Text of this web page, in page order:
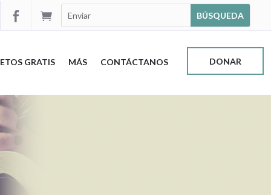


GRATIS MÁS CONTÁCTANOS DONAR